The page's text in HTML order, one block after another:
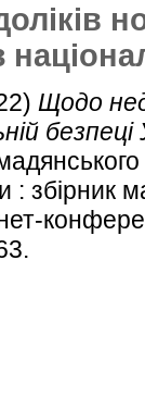
Щодо
безпеці
збірник